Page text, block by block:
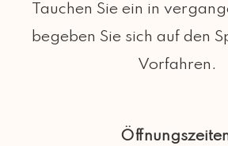
Tauchen Sie ein in
begeben Sie sich auf den
Vorfahren.